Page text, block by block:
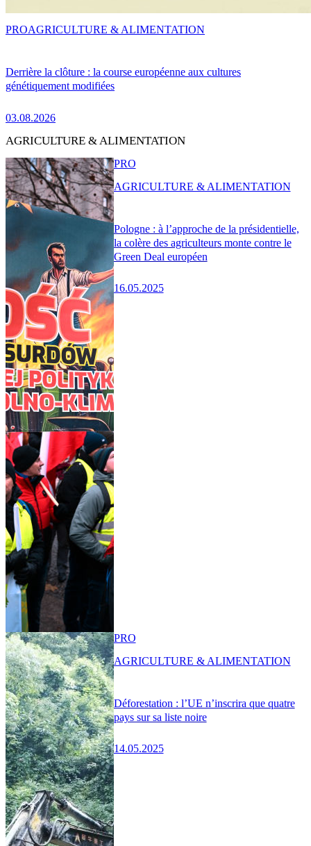
Derrière la clôture : la course européenne aux cultures
génétiquement modifiées
03.08.2026
PROAGRICULTURE & ALIMENTATION
AGRICULTURE & ALIMENTATION
Pologne : à l’approche de la présidentielle,
la colère des agriculteurs monte contre le
Green Deal européen
16.05.2025
PRO
AGRICULTURE & ALIMENTATION
Déforestation : l’UE n’inscrira que quatre
pays sur sa liste noire
14.05.2025
PRO
AGRICULTURE & ALIMENTATION